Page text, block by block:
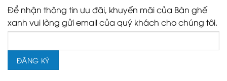
Để nhận thông tin ưu đãi, khuyến mãi của Bàn ghế
xanh vui lòng gửi email của quý khách cho chúng tôi.